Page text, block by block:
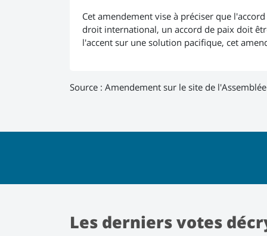
Cet amendement vise à préciser que
droit international, un accord de paix doit
l'accent sur une solution pacifique, cet
Source : Amendement sur le site de
Les derniers votes